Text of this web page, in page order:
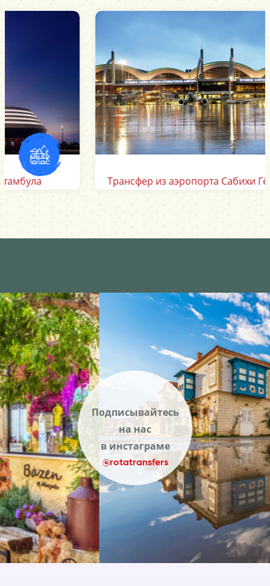
Трансфер из аэропорта Сабихи Гёкчен
Подписывайтесь
на нас
в инстаграме
@rotatransfers